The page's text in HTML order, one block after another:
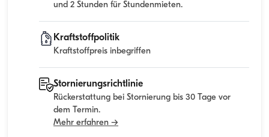
und 2 Stunden für Stundenmieten.
Kraftstoffpolitik
Kraftstoffpreis inbegriffen
Stornierungsrichtlinie
Rückerstattung bei Stornierung bis 30 Tage vor
dem Termin.
Mehr erfahren →